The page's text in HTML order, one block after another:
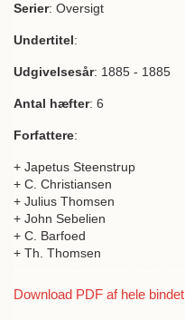
Serier: Oversigt
Undertitel:
Udgivelsesår: 1885 - 1885
Antal hæfter: 6
Forfattere:
+ Japetus Steenstrup
+ C. Christiansen
+ Julius Thomsen
+ John Sebelien
+ C. Barfoed
+ Th. Thomsen
Download PDF af hele bindet